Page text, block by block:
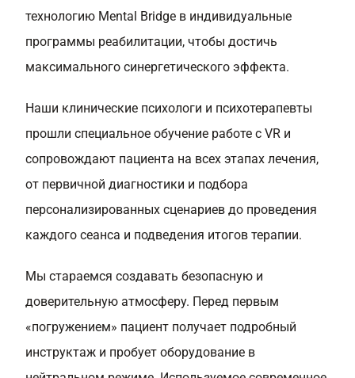
технологию Mental Bridge в индивидуальные
программы реабилитации, чтобы достичь
максимального синергетического эффекта.
Наши клинические психологи и психотерапевты
прошли специальное обучение работе с VR и
сопровождают пациента на всех этапах лечения,
от первичной диагностики и подбора
персонализированных сценариев до проведения
каждого сеанса и подведения итогов терапии.
Мы стараемся создавать безопасную и
доверительную атмосферу. Перед первым
«погружением» пациент получает подробный
инструктаж и пробует оборудование в